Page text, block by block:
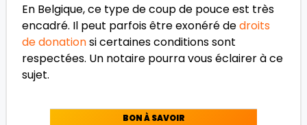
En Belgique, ce type de coup de pouce est très
encadré. Il peut parfois être exonéré dedroits
de donationsi certaines conditions sont
respectées. Un notaire pourra vous éclairer à ce
sujet.
BON À SAVOIR